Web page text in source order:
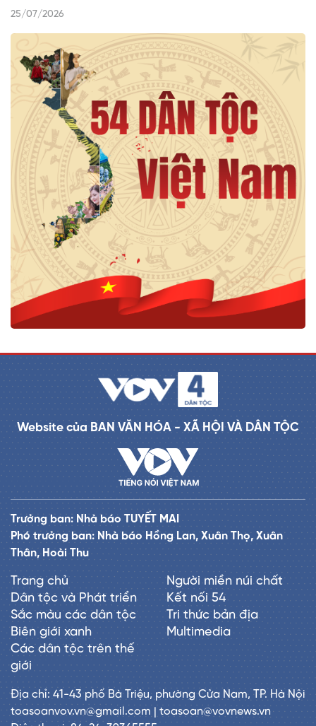
25/07/2026
Website của BAN VĂN HÓA - XÃ HỘI VÀ DÂN TỘC
Trưởng ban: Nhà báo TUYẾT MAI
Phó trưởng ban: Nhà báo Hồng Lan, Xuân Thọ, Xuân
Thân, Hoài Thu
Trang chủ
Dân tộc và Phát triển
Sắc màu các dân tộc
Biên giới xanh
Các dân tộc trên thế
giới
Người miền núi chất
Kết nối 54
Tri thức bản địa
Multimedia
Địa chỉ: 41-43 phố Bà Triệu, phường Cửa Nam, TP. Hà Nội
toasoanvov.vn@gmail.com | toasoan@vovnews.vn